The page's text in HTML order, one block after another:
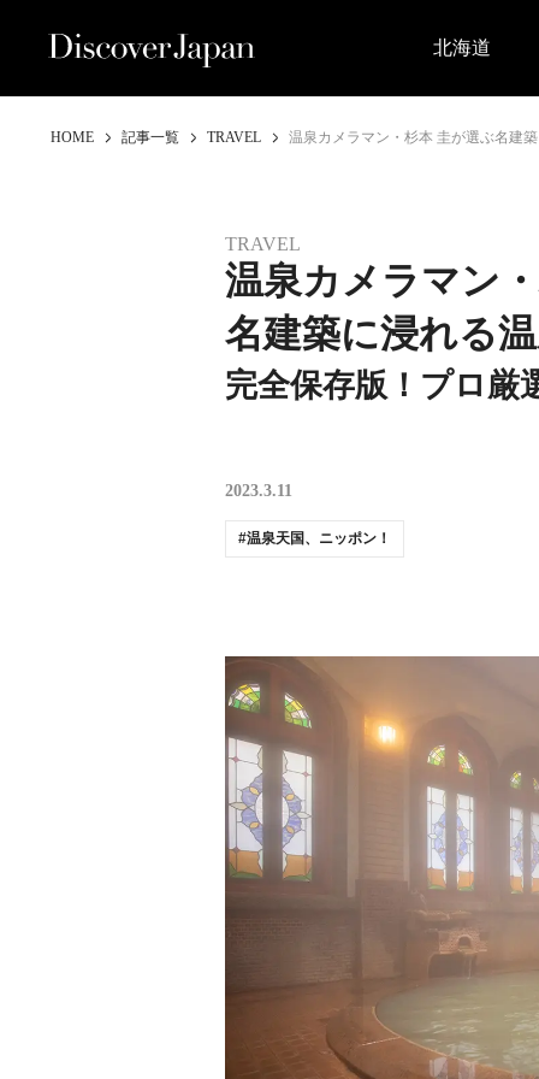
北海道
HOME 記事一覧 TRAVEL 温泉カメラマン・杉本 圭が選ぶ名建
TRAVEL
温泉カメラマン
名建築に浸れる
完全保存版！プロ厳
2023.3.11
温泉天国、ニッポン！